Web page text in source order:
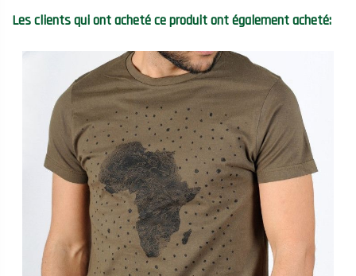
Les clients qui ont acheté ce produit ont également acheté: